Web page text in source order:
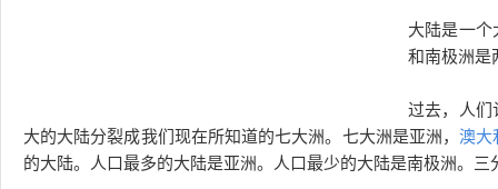
大陆是一
和南极洲是
过去，人们
大的大陆分裂成我们现在所知道的七大洲。七大洲是亚洲，澳大
的大陆。人口最多的大陆是亚洲。人口最少的大陆是南极洲。